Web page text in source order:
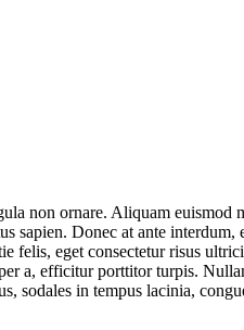
non ornare. Aliquam
Donec at ante
eget consectetur risus
a, efficitur porttitor turpis.
in tempus lacinia,